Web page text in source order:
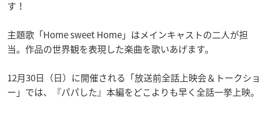
す！
主題歌「Home sweet Home」はメインキャストの二人が担
当。作品の世界観を表現した楽曲を歌いあげます。
12月30日（日）に開催される「放送前全話上映会＆トークショ
ー」では、『パパした』本編をどこよりも早く全話一挙上映。